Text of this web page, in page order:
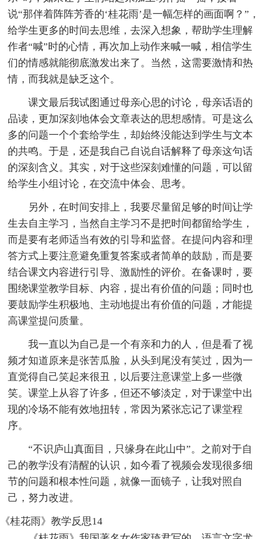
说“那伴着阵阵芳香的‘桂花雨’是一幅怎样的画面啊？”，
给学生更多的时间去思维，去深入想象，帮助学生理解
作者“喊”时的心情，再次加上动作来喊一喊，相信学生
们的情感就能彻底激发出来了。当然，这需要激情和热
情，而我就是缺乏这个。
课文最后我试图通过母亲心思的讨论，母亲话语的
品读，更加深刻地体会文章表达的思想感情。可是这么
多的问题一个个套给学生，却始终没能达到学生与文本
的共鸣。于是，还是我自己自说自话解释了母亲这句话
的深刻含义。其实，对于这些深刻难懂的问题，可以留
给学生小组讨论，在交流中体会、思考。
另外，在时间安排上，我要尽量留足够的时间让学
生去自主学习，当然自主学习不是把时间都留给学生，
而是要有老师适当有效的引导和监督。在提问内容和理
答方式上要注意避免重复答案或者简单的鼓励，而是要
结合课文内容进行引导、激励性的评价。在备课时，要
围绕课堂教学目标、内容，提出有价值的问题；同时也
要鼓励学生积极地、主动地提出有价值的问题，才能提
高课堂提问质量。
我一直以为自己是一个有亲和力的人，但是看了视
频才知道原来是张苦瓜脸，从头到尾没有笑过，因为一
直觉得自己笑起来很丑，以后要注意课堂上多一些微
笑。课堂上从容了许多，但还不够淡定，对于课堂中出
现的冷场不能有效地扭转，常因为紧张忘记了课堂程
序。
“不识庐山真面目，只缘身在此山中”。之前对于自
己的教学没有清醒的认识，如今看了视频会发现很多细
节的问题和根本性问题，就像一面镜子，让我对照自
己，努力改进。
《桂花雨》教学反思14